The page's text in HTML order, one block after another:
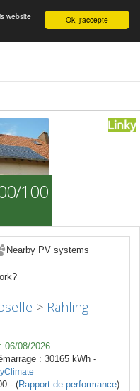
English Ok, j'accepte
website
100
Nearby PV systems
> Rahling
06/08/2026
: 30165 kWh -
- (Rapport de performance)